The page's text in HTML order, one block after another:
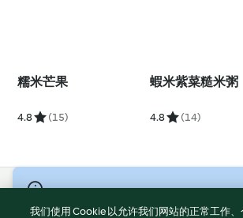
糯米芒果
4.8 (15)
蝦米紫菜糙米粥
4.8 (14)
我们使用 Cookie 以允许我们网站的正常工作